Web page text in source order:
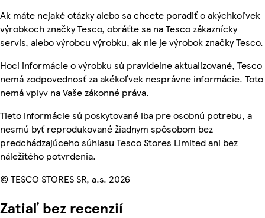
Ak máte nejaké otázky alebo sa chcete poradiť o akýchkoľvek
výrobkoch značky Tesco, obráťte sa na Tesco zákaznícky
servis, alebo výrobcu výrobku, ak nie je výrobok značky Tesco.
Hoci informácie o výrobku sú pravidelne aktualizované, Tesco
nemá zodpovednosť za akékoľvek nesprávne informácie. Toto
nemá vplyv na Vaše zákonné práva.
Tieto informácie sú poskytované iba pre osobnú potrebu, a
nesmú byť reprodukované žiadnym spôsobom bez
predchádzajúceho súhlasu Tesco Stores Limited ani bez
náležitého potvrdenia.
© TESCO STORES SR, a.s. 2026
Zatiaľ bez recenzií